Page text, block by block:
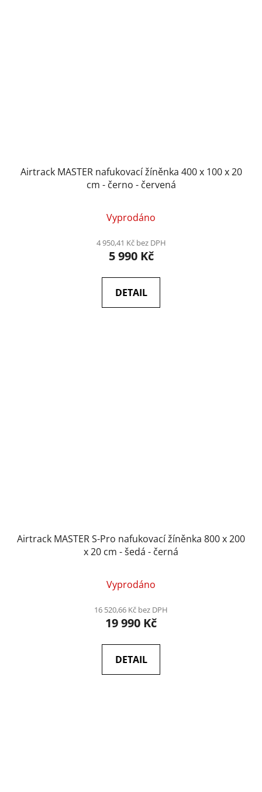
Airtrack MASTER nafukovací žíněnka 400 x 100 x 20
cm - černo - červená
Vyprodáno
4 950,41 Kč bez DPH
5 990 Kč
DETAIL
Airtrack MASTER S-Pro nafukovací žíněnka 800 x 200
x 20 cm - šedá - černá
Vyprodáno
16 520,66 Kč bez DPH
19 990 Kč
DETAIL